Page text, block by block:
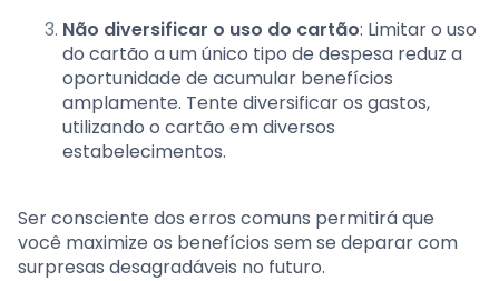
Não diversificar o uso do cartão: Limitar o uso
do cartão a um único tipo de despesa reduz a
oportunidade de acumular benefícios
amplamente. Tente diversificar os gastos,
utilizando o cartão em diversos
estabelecimentos.
Ser consciente dos erros comuns permitirá que
você maximize os benefícios sem se deparar com
surpresas desagradáveis no futuro.